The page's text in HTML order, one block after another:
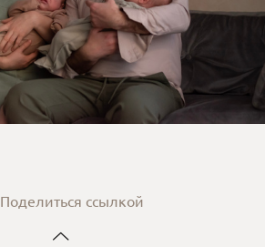
Поделиться ссылкой